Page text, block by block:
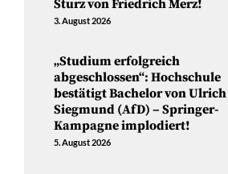
Sturz von Friedrich Merz!
3. August 2026
„Studium erfolgreich
abgeschlossen“: Hochschule
bestätigt Bachelor von Ulrich
Siegmund (AfD) – Springer-
Kampagne implodiert!
5. August 2026